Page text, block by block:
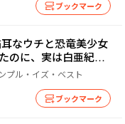
ブックマーク
なウチと恐竜美少女
のに、実は白亜紀の
プル・イズ・ベスト
ブックマーク